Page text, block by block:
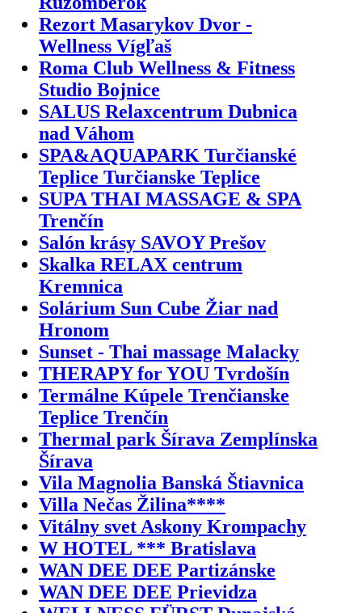
Rezort Masarykov Dvor -
Wellness Vígľaš
Roma Club Wellness & Fitness
Studio Bojnice
SALUS Relaxcentrum Dubnica
nad Váhom
SPA&AQUAPARK Turčianské
Teplice Turčianske Teplice
SUPA THAI MASSAGE & SPA
Trenčín
Salón krásy SAVOY Prešov
Skalka RELAX centrum
Kremnica
Solárium Sun Cube Žiar nad
Hronom
Sunset - Thai massage Malacky
THERAPY for YOU Tvrdošín
Termálne Kúpele Trenčianske
Teplice Trenčín
Thermal park Šírava Zemplínska
Šírava
Vila Magnolia Banská Štiavnica
Villa Nečas Žilina****
Vitálny svet Askony Krompachy
W HOTEL *** Bratislava
WAN DEE DEE Partizánske
WAN DEE DEE Prievidza